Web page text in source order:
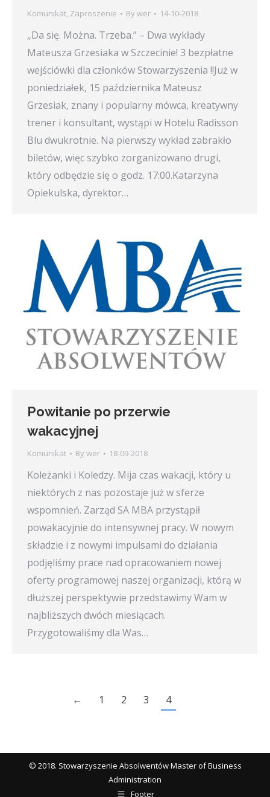
Komunikat, Zaproszenie By wer 14-10-2018
„Da się. Można. Trzeba.” – Dwa wykłady
Mateusza Grzesiaka w Szczecinie! 3 bezpłatne
wejściówki dla członków Stowarzyszenia !!Już w
poniedziałek, 15 października Mateusz
Grzesiak, znany i popularny mówca, kreatywny
trener i konsultant, wystąpi w Hotelu Radisson
Blu dwukrotnie. Na pierwszy wykład zabrakło
biletów, więc szybko zorganizowano drugi,
który odbędzie się o godz. 17:00.Katarzyna
Opiekulska, dyrektor…
Powitanie po przerwie
wakacyjnej
Komunikat By wer 18-09-2018
Koleżanki i Koledzy. Mija czas wakacji, który u
niektórych z nas pozostaje już w sferze
wspomnień. Zarząd SA MBA przystąpił
powakacyjnie do intensywnej pracy. W nowym
składzie i z nowymi impulsami do działania
podjęliśmy prace nad opracowaniem nowej
oferty programowej naszej organizacji, którą w
dłuższej perspektywie przedstawimy Wam w
najbliższych dwóch miesiącach.
Przygotowaliśmy dla Was…
← 1 2 3 4
© 2018. Stowarzyszenie Absolwentów Master of Business
Administration
Footer